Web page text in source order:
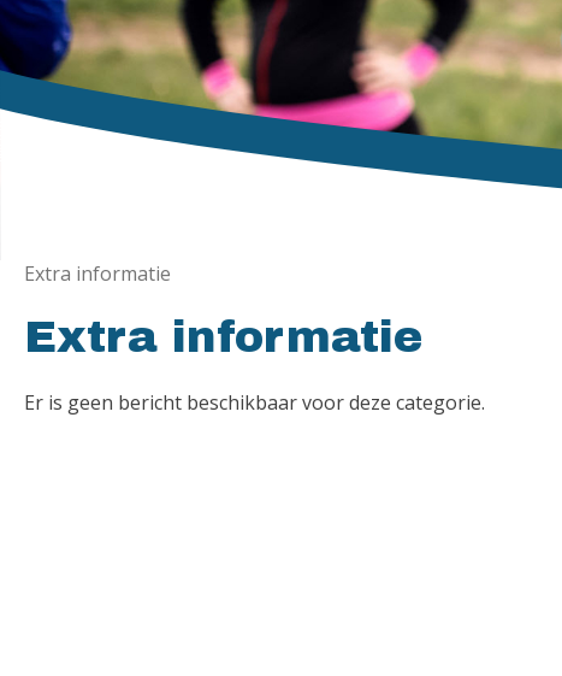
Extra informatie
Extra informatie
Er is geen bericht beschikbaar voor deze categorie.